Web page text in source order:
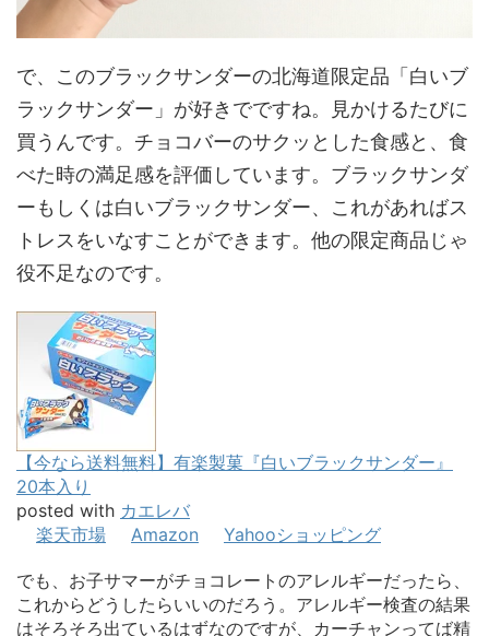
で、このブラックサンダーの北海道限定品「白いブ
ラックサンダー」が好きでですね。見かけるたびに
買うんです。チョコバーのサクッとした食感と、食
べた時の満足感を評価しています。ブラックサンダ
ーもしくは白いブラックサンダー、これがあればス
トレスをいなすことができます。他の限定商品じゃ
役不足なのです。
【今なら送料無料】有楽製菓『白いブラックサンダー』
20本入り
posted with カエレバ
楽天市場
Amazon Yahooショッピング
でも、お子サマーがチョコレートのアレルギーだったら、
これからどうしたらいいのだろう。アレルギー検査の結果
はそろそろ出ているはずなのですが、カーチャンってば精